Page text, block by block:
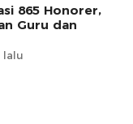
865 Honorer,
Guru dan
lalu